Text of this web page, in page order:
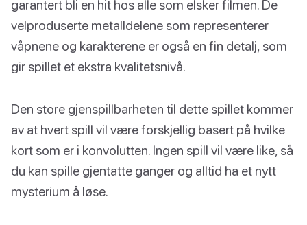
garantert bli en hit hos alle som elsker filmen. De
velproduserte metalldelene som representerer
våpnene og karakterene er også en fin detalj, som
gir spillet et ekstra kvalitetsnivå.
Den store gjenspillbarheten til dette spillet kommer
av at hvert spill vil være forskjellig basert på hvilke
kort som er i konvolutten. Ingen spill vil være like, så
du kan spille gjentatte ganger og alltid ha et nytt
mysterium å løse.